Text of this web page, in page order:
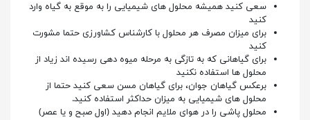
سعی کنید همیشه محلول های شیمیایی را به موقع به گیاه وارد
کنید
برای میزان مصرف هر محلول با کارشناس کشاورزی حتما مشورت
کنید
برای گیاهانی که به تازگی به مرحله میوه دهی رسیده اند زیاد از
محلول ها استفاده نکنید
برعکس گیاهان جوان، برای گیاهان مسن سعی کنید حتما از
محلول های شیمیایی به میزان حداکثر استفاده کنید.
محلول پاشی را در هوای ملایم انجام دهید (اول صبح و یا عصر)